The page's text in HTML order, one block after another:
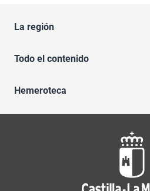
La región
Todo el contenido
Hemeroteca